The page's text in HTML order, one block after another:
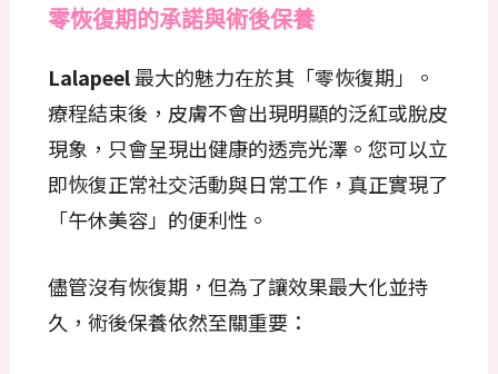
零恢復期的承諾與術後保養
Lalapeel最大的魅力在於其「零恢復期」。
療程結束後，皮膚不會出現明顯的泛紅或脫皮
現象，只會呈現出健康的透亮光澤。您可以立
即恢復正常社交活動與日常工作，真正實現了
「午休美容」的便利性。
儘管沒有恢復期，但為了讓效果最大化並持
久，術後保養依然至關重要：